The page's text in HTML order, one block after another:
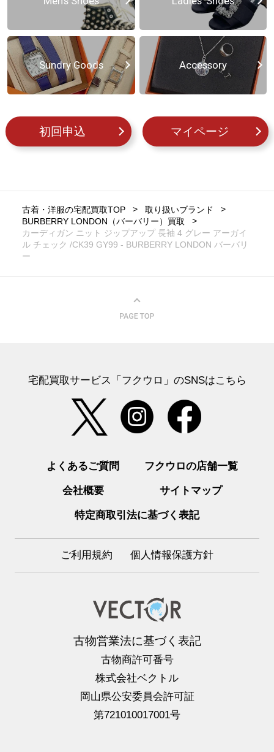
Sundry Goods Accessory
初回申込 マイページ
古着・洋服の宅配買取TOP
取り扱いブランド
BURBERRY LONDON（バーバリー）買取
カーディガン ニット ジップアップ 長袖 4 グレー アーガイ
ル チェック /CK39 GY99 - BURBERRY LONDON バーバリ
ー
宅配買取サービス「フクウロ」のSNSはこちら
よくあるご質問 フクウロの店舗一覧
会社概要 サイトマップ
特定商取引法に基づく表記
ご利用規約 個人情報保護方針
古物営業法に基づく表記
古物商許可番号
株式会社ベクトル
岡山県公安委員会許可証
第721010017001号